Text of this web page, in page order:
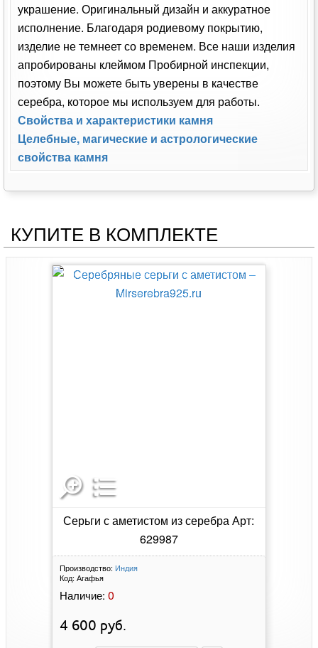
украшение. Оригинальный дизайн и аккуратное
исполнение. Благодаря родиевому покрытию,
изделие не темнеет со временем. Все наши изделия
апробированы клеймом Пробирной инспекции,
поэтому Вы можете быть уверены в качестве
серебра, которое мы используем для работы.
Свойства и характеристики камня
Целебные, магические и астрологические
свойства камня
КУПИТЕ В КОМПЛЕКТЕ
Серьги с аметистом из серебра Арт:
629987
Производство: Индия
Код: Агафья
Наличие: 0
4 600 руб.